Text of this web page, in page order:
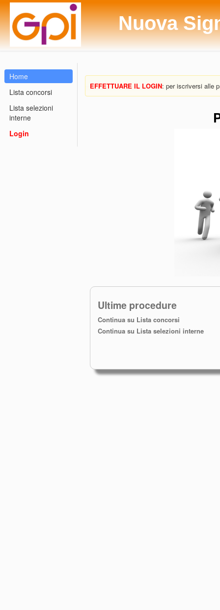
Nuova
Home
Lista concorsi
Lista selezioni
interne
Login
EFFETTUARE IL LOGIN: per iscriversi alle
Ultime procedure
Continua su Lista concorsi
Continua su Lista selezioni interne